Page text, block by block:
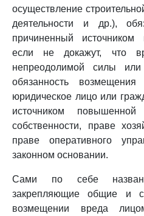
осуществление
деятельности и др.),
причиненный источником
если не докажут, что
непреодолимой силы
обязанность
юридическое лицо или
источником
собственности, праве
праве оперативного
законном основании.
Сами по себе
закрепляющие общие и
возмещении вреда